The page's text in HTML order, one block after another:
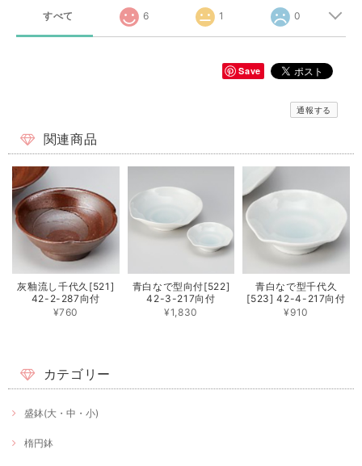
すべて 6 1 0
Save
通報する
関連商品
灰釉流し千代久[521]
42-2-287向付
¥760
青白なで型向付[522]
42-3-217向付
¥1,830
青白なで型千代久
[523] 42-4-217向付
¥910
カテゴリー
盛鉢(大・中・小)
楕円鉢